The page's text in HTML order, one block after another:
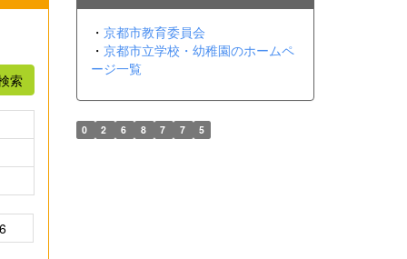
索
・ 京都市教育委員会
・ 京都市立学校・幼稚園のホームペ
ージ一覧
0 2 6 8 7 7 5